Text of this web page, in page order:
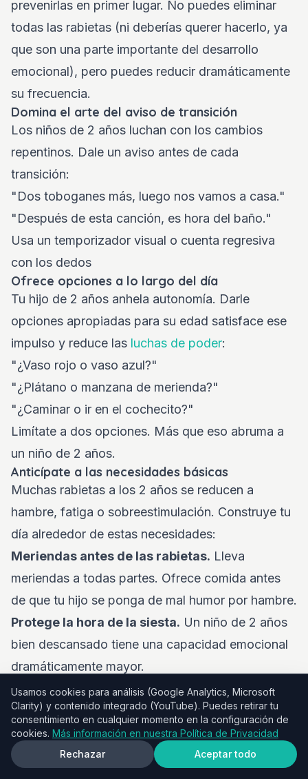
prevenirlas en primer lugar. No puedes eliminar
todas las rabietas (ni deberías querer hacerlo, ya
que son una parte importante del desarrollo
emocional), pero puedes reducir dramáticamente
su frecuencia.
Domina el arte del aviso de transición
Los niños de 2 años luchan con los cambios
repentinos. Dale un aviso antes de cada
transición:
"Dos toboganes más, luego nos vamos a casa."
"Después de esta canción, es hora del baño."
Usa un temporizador visual o cuenta regresiva
con los dedos
Ofrece opciones a lo largo del día
Tu hijo de 2 años anhela autonomía. Darle
opciones apropiadas para su edad satisface ese
impulso y reduce las luchas de poder:
"¿Vaso rojo o vaso azul?"
"¿Plátano o manzana de merienda?"
"¿Caminar o ir en el cochecito?"
Limítate a dos opciones. Más que eso abruma a
un niño de 2 años.
Anticípate a las necesidades básicas
Muchas rabietas a los 2 años se reducen a
hambre, fatiga o sobreestimulación. Construye tu
día alrededor de estas necesidades:
Meriendas antes de las rabietas. Lleva
meriendas a todas partes. Ofrece comida antes
de que tu hijo se ponga de mal humor por hambre.
Protege la hora de la siesta. Un niño de 2 años
bien descansado tiene una capacidad emocional
dramáticamente mayor.
Vigila la sobreestimulación.Tiendas
concurridas, restaurantes ruidosos, salidas largas:
conoce los límites de tu hijo y programa pausas
tranquilas.
Crea Rutinas Predecibles
Usamos cookies para análisis (Google Analytics, Microsoft
Clarity) y contenido integrado (YouTube). Puedes retirar tu
consentimiento en cualquier momento en la configuración de
cookies. Más información en nuestra Política de Privacidad
Rechazar
Aceptar todo